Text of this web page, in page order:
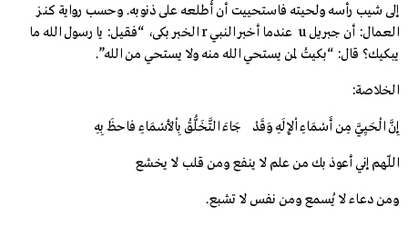
إلى شيب رأسه ولحيته فاستحييت أن أُطلعه على ذنوبه. وحسب رواية كنـز
العمال: أن جبريل u عندما أخبر النبي r الخبر بكى، “فقيل: يا رسول الله ما
يبكيك؟ قال: “بكيتُ لمن يستحي الله منه ولا يستحي من الله”.
الخلاصة:
إِنَّ الْحَيِيَّ مِن أَسْمَاءِ اْلإِلَهِ وَقَدْ جَاءَ التَّخَلُّقُ بِاْلأَسْمَاءِ فاحظَ بِهِ
اللّهم إني أعوذ بك من علم لا ينفع ومن قلب لا يخشع
ومن دعـاء لا يُسمع ومن نفس لا تشبع.